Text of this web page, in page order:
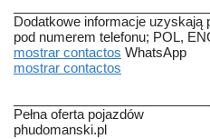
Dodatkowe informacje uzyskają
pod numerem telefonu; POL,
mostrar contactos WhatsApp
mostrar contactos
Pełna oferta pojazdów
phudomanski.pl